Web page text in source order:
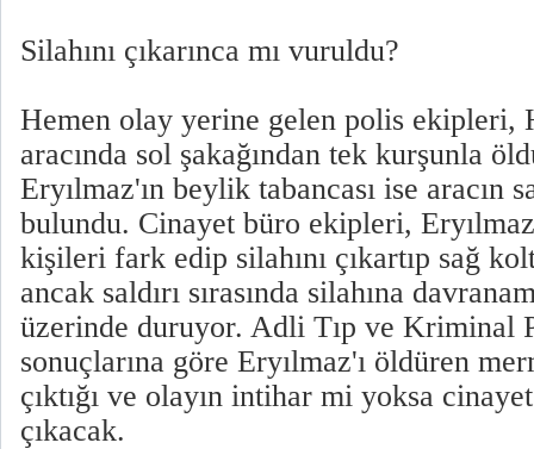
Silahını çıkarınca mı vuruldu?
Hemen olay yerine gelen polis ekipleri,
aracında sol şakağından tek kurşunla
Eryılmaz'ın beylik tabancası ise aracın
bulundu. Cinayet büro ekipleri,
kişileri fark edip silahını çıkartıp sağ
ancak saldırı sırasında silahına
üzerinde duruyor. Adli Tıp ve Kriminal
sonuçlarına göre Eryılmaz'ı öldüren
çıktığı ve olayın intihar mi yoksa
çıkacak.